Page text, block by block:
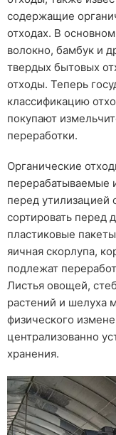
содержащие
отходах. В
волокно, бамбук и
твердых бытовых
отходы. Теперь
классификацию
покупают
переработки.
Органические
перерабатываемые
перед утилизацией
сортировать перед
пластиковые
яичная скорлупа,
подлежат
Листья овощей,
растений и шелуха
физического
централизованно
хранения.